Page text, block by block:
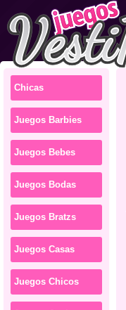
Chicas
Juegos Barbies
Juegos Bebes
Juegos Bodas
Juegos Bratzs
Juegos Casas
Juegos Chicos